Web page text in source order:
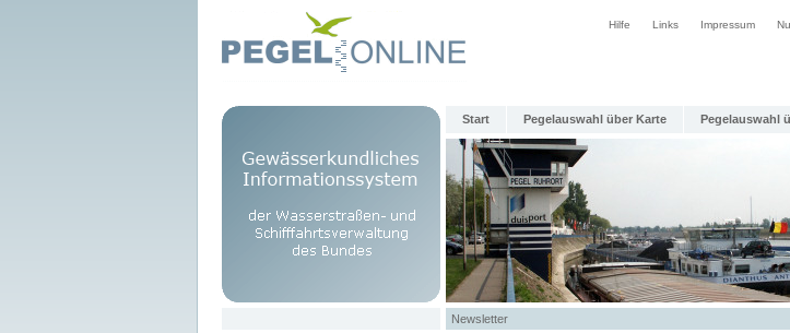
Hilfe Links Impressum
Start Pegelauswahl über Karte Pegelauswahl
Newsletter